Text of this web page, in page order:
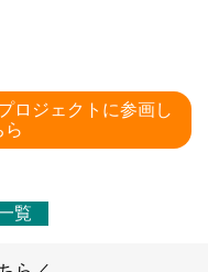
ロジェクトに参画し
ら
覧